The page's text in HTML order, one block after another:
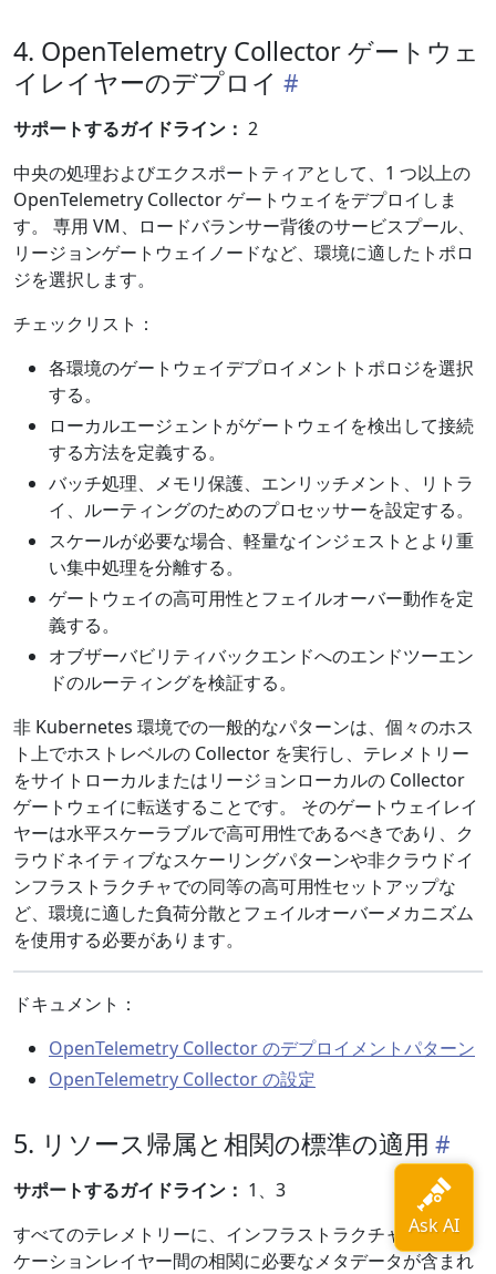
4. OpenTelemetry Collector ゲートウェ
イレイヤーのデプロイ
サポートするガイドライン： 2
中央の処理およびエクスポートティアとして、1 つ以上の
OpenTelemetry Collector ゲートウェイをデプロイしま
す。 専用 VM、ロードバランサー背後のサービスプール、
リージョンゲートウェイノードなど、環境に適したトポロ
ジを選択します。
チェックリスト：
各環境のゲートウェイデプロイメントトポロジを選択
する。
ローカルエージェントがゲートウェイを検出して接続
する方法を定義する。
バッチ処理、メモリ保護、エンリッチメント、リトラ
イ、ルーティングのためのプロセッサーを設定する。
スケールが必要な場合、軽量なインジェストとより重
い集中処理を分離する。
ゲートウェイの高可用性とフェイルオーバー動作を定
義する。
オブザーバビリティバックエンドへのエンドツーエン
ドのルーティングを検証する。
非 Kubernetes 環境での一般的なパターンは、個々のホス
ト上でホストレベルの Collector を実行し、テレメトリー
をサイトローカルまたはリージョンローカルの Collector
ゲートウェイに転送することです。 そのゲートウェイレイ
ヤーは水平スケーラブルで高可用性であるべきであり、ク
ラウドネイティブなスケーリングパターンや非クラウドイ
ンフラストラクチャでの同等の高可用性セットアップな
ど、環境に適した負荷分散とフェイルオーバーメカニズム
を使用する必要があります。
ドキュメント：
OpenTelemetry Collector のデプロイメントパターン
OpenTelemetry Collector の設定
5. リソース帰属と相関の標準の適用
サポートするガイドライン： 1、3
すべてのテレメトリーに、インフラストラクチャとアプリ
ケーションレイヤー間の相関に必要なメタデータが含まれ